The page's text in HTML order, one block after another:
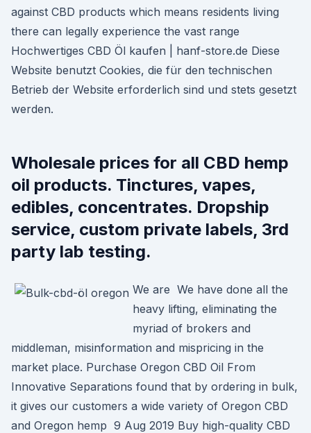
against CBD products which means residents living
there can legally experience the vast range
Hochwertiges CBD Öl kaufen | hanf-store.de Diese
Website benutzt Cookies, die für den technischen
Betrieb der Website erforderlich sind und stets gesetzt
werden.
Wholesale prices for all CBD hemp
oil products. Tinctures, vapes,
edibles, concentrates. Dropship
service, custom private labels, 3rd
party lab testing.
We are We have done all the
heavy lifting, eliminating the
myriad of brokers and
middleman, misinformation and mispricing in the
market place. Purchase Oregon CBD Oil From
Innovative Separations found that by ordering in bulk,
it gives our customers a wide variety of Oregon CBD
and Oregon hemp 9 Aug 2019 Buy high-quality CBD